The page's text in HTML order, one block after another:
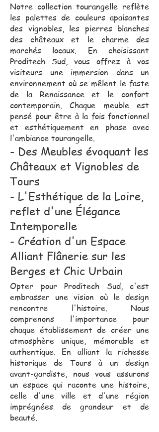
Notre collection tourangelle reflète
les palettes de couleurs apaisantes
des vignobles, les pierres blanches
des châteaux et le charme des
marchés locaux. En choisissant
Proditech Sud, vous offrez à vos
visiteurs une immersion dans un
environnement où se mêlent le faste
de la Renaissance et le confort
contemporain. Chaque meuble est
pensé pour être à la fois fonctionnel
et esthétiquement en phase avec
l'ambiance tourangelle.
- Des Meubles évoquant les
Châteaux et Vignobles de
Tours
- L'Esthétique de la Loire,
reflet d'une Élégance
Intemporelle
- Création d'un Espace
Alliant Flânerie sur les
Berges et Chic Urbain
Opter pour Proditech Sud, c'est
embrasser une vision où le design
rencontre l'histoire. Nous
comprenons l'importance pour
chaque établissement de créer une
atmosphère unique, mémorable et
authentique. En alliant la richesse
historique de Tours à un design
avant-gardiste, nous vous assurons
un espace qui raconte une histoire,
celle d'une ville et d'une région
imprégnées de grandeur et de
beauté.